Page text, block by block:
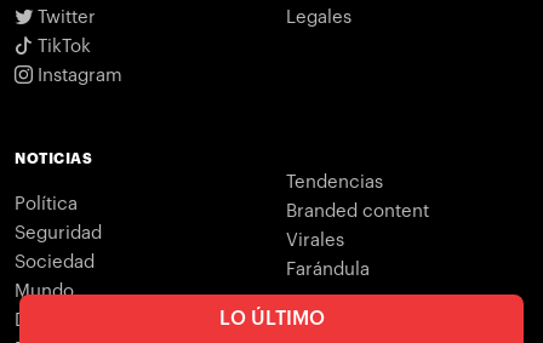
LO ÚLTIMO
Twitter
TikTok
Instagram
Legales
NOTICIAS
Política
Seguridad
Sociedad
Mundo
Deportes
Tendencias
Branded content
Virales
Farándula